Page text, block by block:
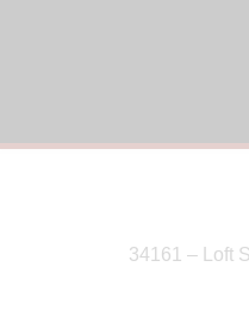
34161 – Loft